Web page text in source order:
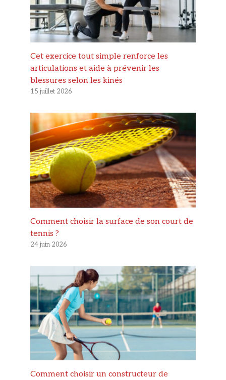
Cet exercice tout simple renforce les
articulations et aide à prévenir les
blessures selon les kinés
15 juillet 2026
Comment choisir la surface de son court de
tennis ?
24 juin 2026
Comment choisir un constructeur de